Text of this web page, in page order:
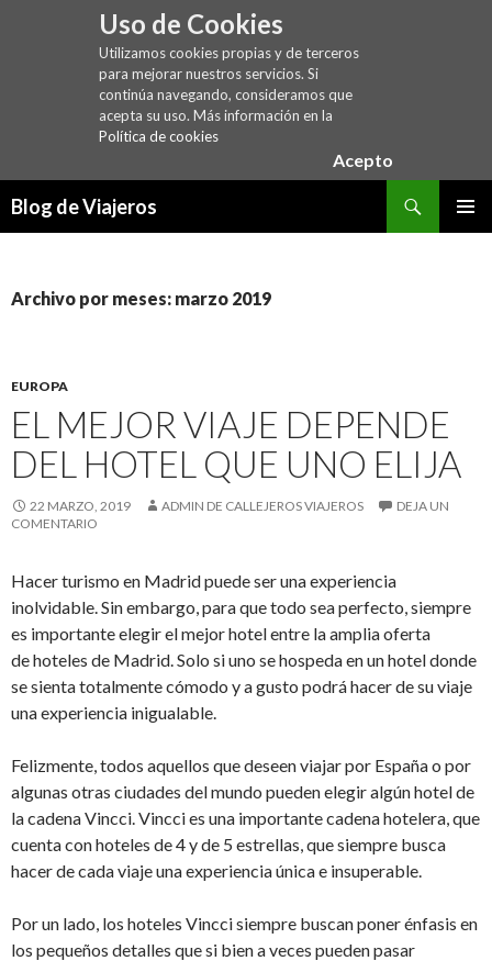
Uso de Cookies
Utilizamos cookies propias y de terceros
para mejorar nuestros servicios. Si
continúa navegando, consideramos que
acepta su uso. Más información en la
Política de cookies
Acepto
Blog de Viajeros
Archivo por meses: marzo 2019
EUROPA
EL MEJOR VIAJE DEPENDE
DEL HOTEL QUE UNO ELIJA
22 MARZO, 2019 ADMIN DE CALLEJEROS VIAJEROS
DEJA UN
COMENTARIO
Hacer turismo en Madrid puede ser una experiencia
inolvidable. Sin embargo, para que todo sea perfecto, siempre
es importante elegir el mejor hotel entre la amplia oferta
de hoteles de Madrid. Solo si uno se hospeda en un hotel donde
se sienta totalmente cómodo y a gusto podrá hacer de su viaje
una experiencia inigualable.
Felizmente, todos aquellos que deseen viajar por España o por
algunas otras ciudades del mundo pueden elegir algún hotel de
la cadena Vincci. Vincci es una importante cadena hotelera, que
cuenta con hoteles de 4 y de 5 estrellas, que siempre busca
hacer de cada viaje una experiencia única e insuperable.
Por un lado, los hoteles Vincci siempre buscan poner énfasis en
los pequeños detalles que si bien a veces pueden pasar